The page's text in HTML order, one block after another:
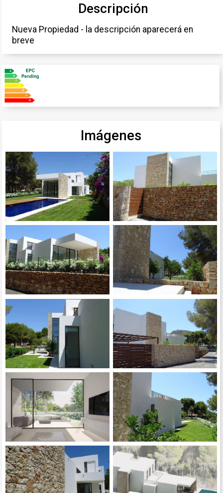
Descripción
Nueva Propiedad - la descripción aparecerá en
breve
Imágenes